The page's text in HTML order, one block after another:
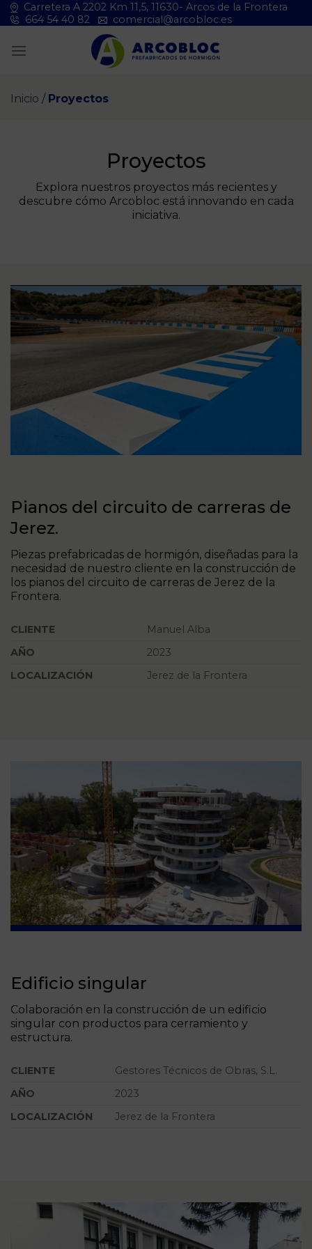
SaltarCarretera A 2202 Km 11,5, 11630- Arcos de la Frontera
664 54 40 82
comercial@arcobloc.es
Inicio / Proyectos
Proyectos
Explora nuestros proyectos más recientes y
descubre cómo Arcobloc está innovando en cada
iniciativa.
Pianos del circuito de carreras de
Jerez.
Piezas prefabricadas de hormigón, diseñadas para la
necesidad de nuestro cliente en la construcción de
los pianos del circuito de carreras de Jerez de la
Frontera.
CLIENTE
Manuel Alba
AÑO
2023
LOCALIZACIÓN
Jerez de la Frontera
Edificio singular
Colaboración en la construcción de un edificio
singular con productos para cerramiento y
estructura.
CLIENTE
Gestores Técnicos de Obras, S.L.
AÑO
2023
LOCALIZACIÓN
Jerez de la Frontera